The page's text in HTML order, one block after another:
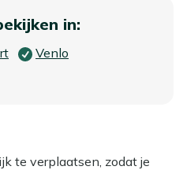
in:
Venlo
te verplaatsen, zodat je